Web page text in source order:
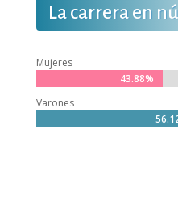
La carrera en
Mujeres
43.88%
43.88%
Varones